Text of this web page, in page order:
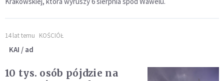
14 lat temu KOŚCIÓŁ
KAI / ad
10 tys. osób pójdzie na